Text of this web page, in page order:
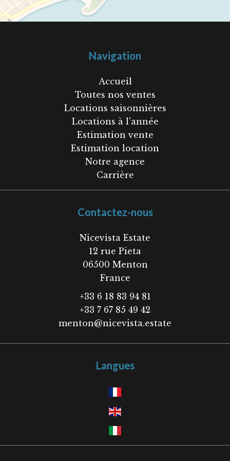
Navigation
Accueil
Toutes nos ventes
Locations saisonnières
Locations à l'année
Estimation vente
Estimation location
Notre agence
Carrière
Contactez-nous
Nicevista Estate
12 rue Pieta
06500 Menton
France
+33 6 18 83 94 81
+33 7 67 85 49 42
menton@nicevista.estate
Langues